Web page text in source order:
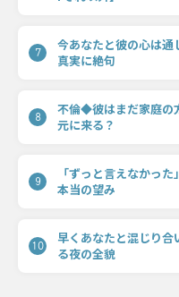
7
今あなたと彼の心は
真実に絶句
8
不倫◆彼はまだ家庭の
元に来る？
9
「ずっと言えなかっ
本当の望み
10
早くあなたと混じり
る夜の全貌